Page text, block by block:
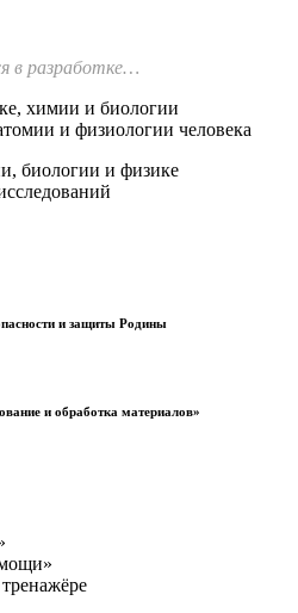
в разработке…
химии и биологии
и физиологии человека
биологии и физике
и защиты Родины
и обработка материалов»